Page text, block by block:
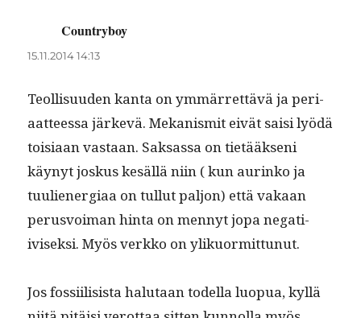
Countryboy
15.11.2014 14:13
Teol­lisu­u­den kan­ta on ymmär­ret­tävä ja peri­
aat­teessa järkevä. Mekanis­mit eivät saisi lyödä
toisi­aan vas­taan. Sak­sas­sa on tietääk­seni
käynyt joskus kesäl­lä niin ( kun aurinko ja
tuuliener­giaa on tul­lut paljon) että vakaan
perusvoiman hin­ta on men­nyt jopa negati­
ivisek­si. Myös verkko on ylikuormittunut.
Jos fos­si­il­i­sista halu­taan todel­la luop­ua, kyl­lä